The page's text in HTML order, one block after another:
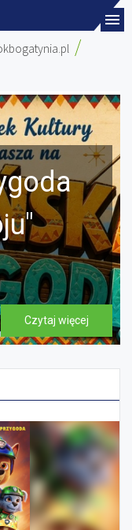
Czytaj więcej
rok
miesiąc